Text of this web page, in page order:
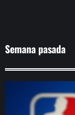
Semana pasada